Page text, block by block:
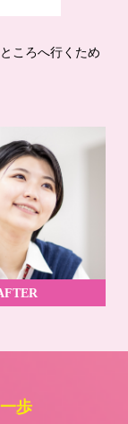
ころへ行くため
歩